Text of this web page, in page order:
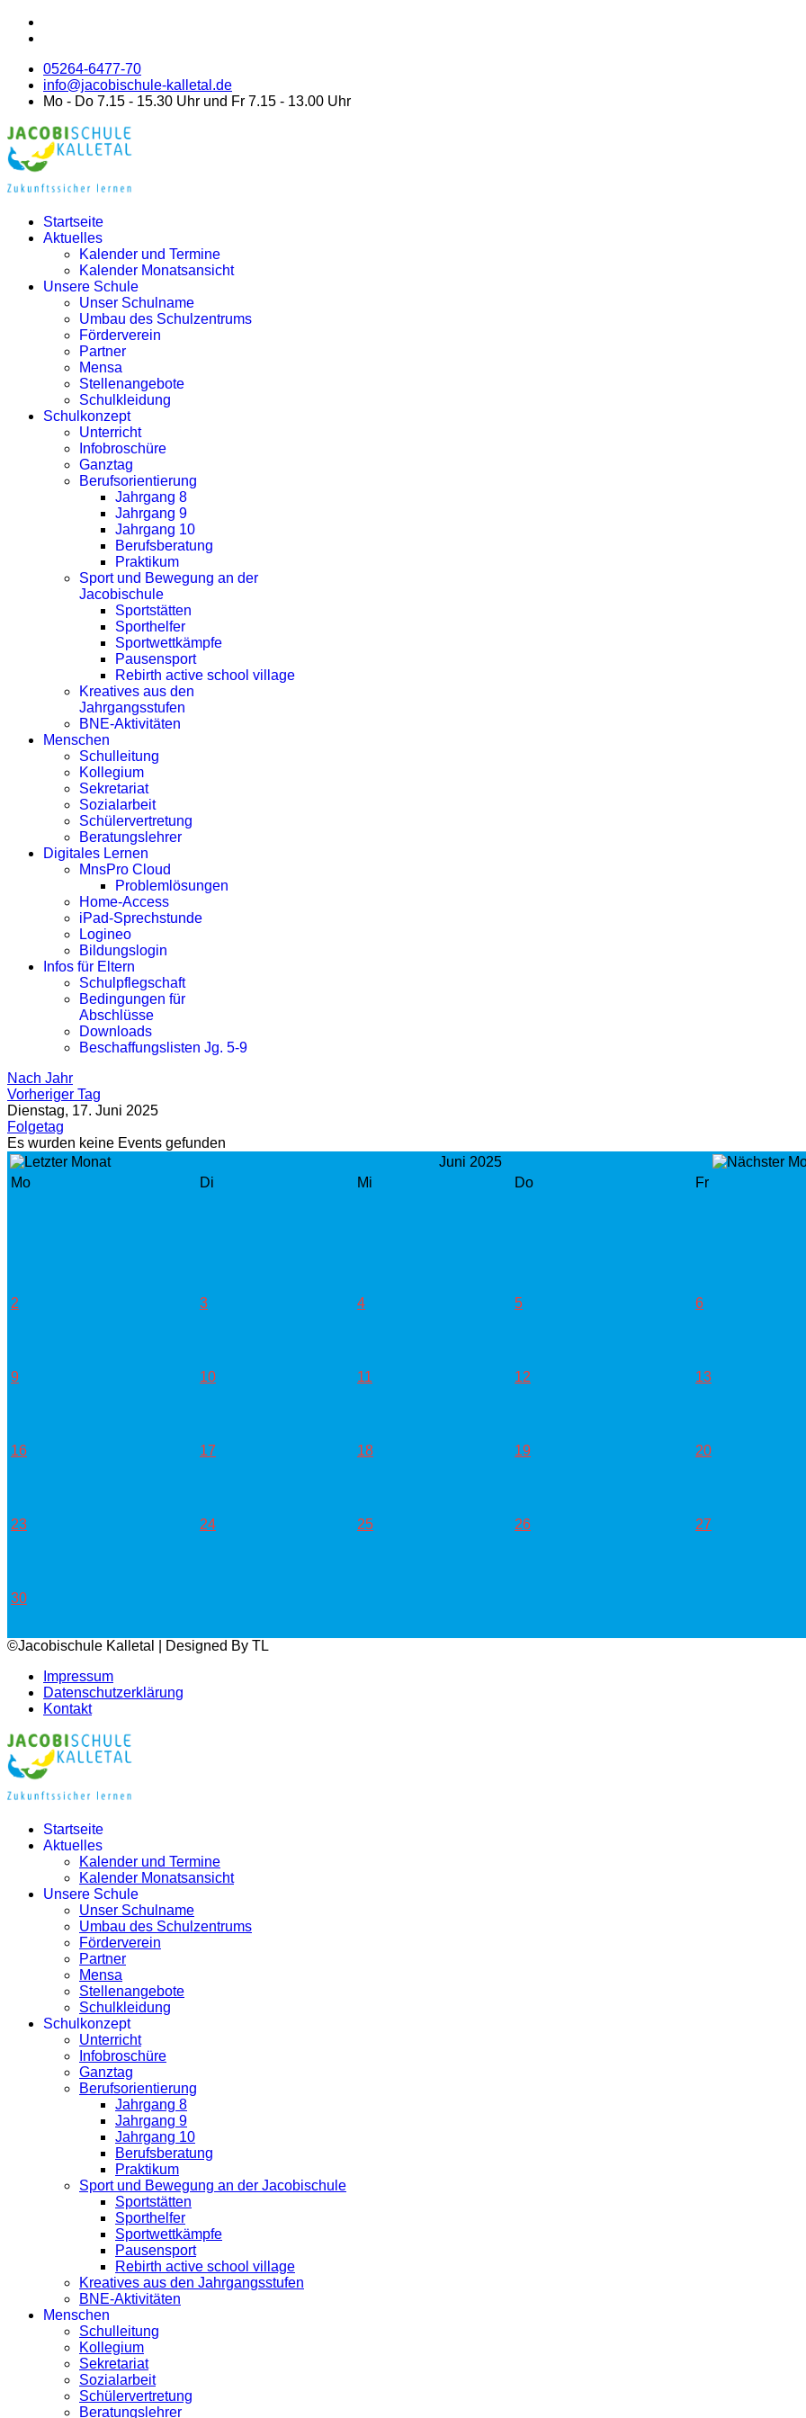
05264-6477-70
info@jacobischule-kalletal.de
Mo - Do 7.15 - 15.30 Uhr und Fr 7.15 - 13.00 Uhr
Startseite
Aktuelles
Kalender und Termine
Kalender Monatsansicht
Unsere Schule
Unser Schulname
Umbau des Schulzentrums
Förderverein
Partner
Mensa
Stellenangebote
Schulkleidung
Schulkonzept
Unterricht
Infobroschüre
Ganztag
Berufsorientierung
Jahrgang 8
Jahrgang 9
Jahrgang 10
Berufsberatung
Praktikum
Sport und Bewegung an der
Jacobischule
Sportstätten
Sporthelfer
Sportwettkämpfe
Pausensport
Rebirth active school village
Kreatives aus den
Jahrgangsstufen
BNE-Aktivitäten
Menschen
Schulleitung
Kollegium
Sekretariat
Sozialarbeit
Schülervertretung
Beratungslehrer
Digitales Lernen
MnsPro Cloud
Problemlösungen
Home-Access
iPad-Sprechstunde
Logineo
Bildungslogin
Infos für Eltern
Schulpflegschaft
Bedingungen für
Abschlüsse
Downloads
Beschaffungslisten Jg. 5-9
Nach Jahr
Vorheriger Tag
Dienstag, 17. Juni 2025
Folgetag
Es wurden keine Events gefunden
Juni 2025
Mo
Di Mi Do Fr
2 3 4 5 6
9 10 11 12 13
16 17 18 19 20
23 24 25 26 27
30
©Jacobischule Kalletal | Designed By TL
Impressum
Datenschutzerklärung
Kontakt
Startseite
Aktuelles
Kalender und Termine
Kalender Monatsansicht
Unsere Schule
Unser Schulname
Umbau des Schulzentrums
Förderverein
Partner
Mensa
Stellenangebote
Schulkleidung
Schulkonzept
Unterricht
Infobroschüre
Ganztag
Berufsorientierung
Jahrgang 8
Jahrgang 9
Jahrgang 10
Berufsberatung
Praktikum
Sport und Bewegung an der Jacobischule
Sportstätten
Sporthelfer
Sportwettkämpfe
Pausensport
Rebirth active school village
Kreatives aus den Jahrgangsstufen
BNE-Aktivitäten
Menschen
Schulleitung
Kollegium
Sekretariat
Sozialarbeit
Schülervertretung
Beratungslehrer